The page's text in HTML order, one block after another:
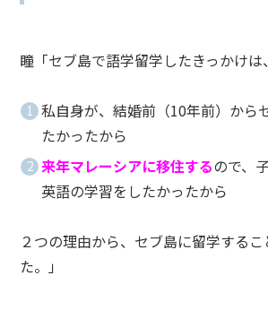
瞳「セブ島で語学留学したきっかけは
私自身が、結婚前（10年前）から
たかったから
来年マレーシアに移住するので、
英語の学習をしたかったから
２つの理由から、セブ島に留学する
た。」